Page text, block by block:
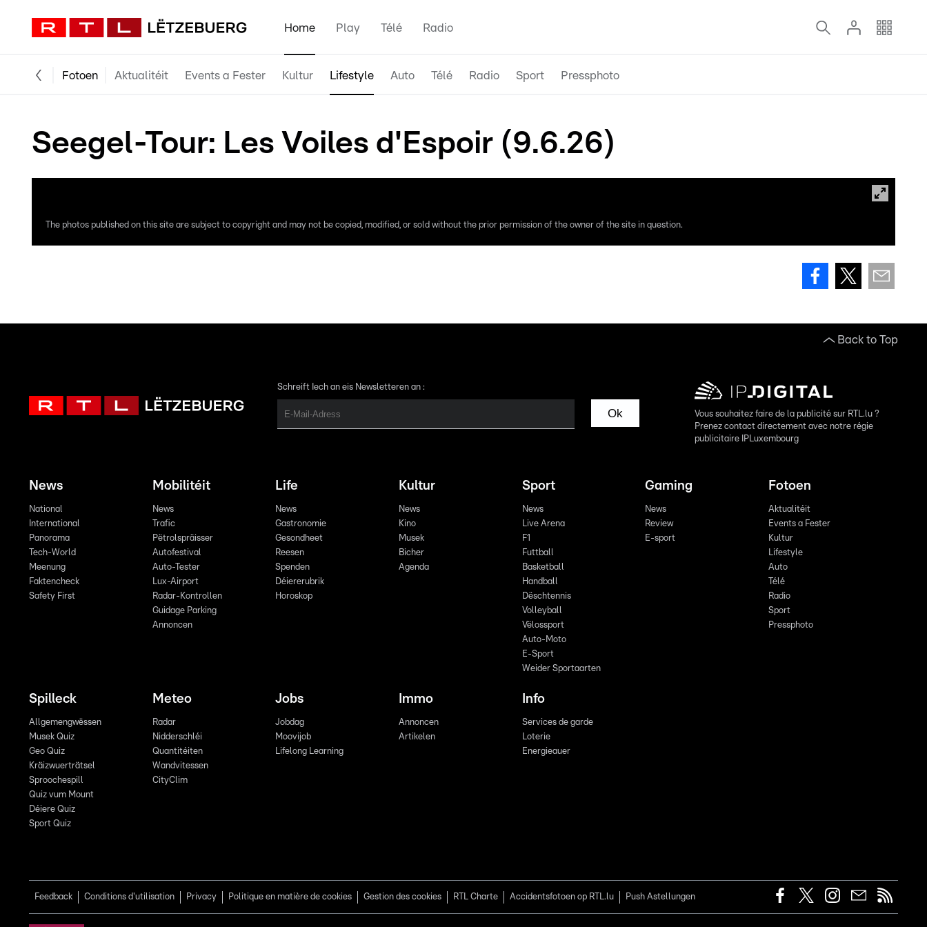
Home Play Télé Radio
Fotoen Aktualitéit Events a Fester Kultur Lifestyle Auto Télé Radio Sport Pressphoto
Seegel-Tour: Les Voiles d'Espoir (9.6.26)
The photos published on this site are subject to copyright and may not be copied, modified, or sold without the prior permission of the owner of the site in question.
Back to Top
Schreift Iech an eis Newsletteren an :
Ok
Vous souhaitez faire de la publicité sur RTL.lu ?
Prenez contact directement avec notre régie
publicitaire IPLuxembourg
News
National
International
Panorama
Tech-World
Meenung
Faktencheck
Safety First
Mobilitéit
News
Trafic
Pëtrolspräisser
Autofestival
Auto-Tester
Lux-Airport
Radar-Kontrollen
Guidage Parking
Annoncen
Life
News
Gastronomie
Gesondheet
Reesen
Spenden
Déiererubrik
Horoskop
Kultur
News
Kino
Musek
Bicher
Agenda
Sport
News
Live Arena
F1
Futtball
Basketball
Handball
Dëschtennis
Volleyball
Vëlossport
Auto-Moto
E-Sport
Weider Sportaarten
Gaming
News
Review
E-sport
Fotoen
Aktualitéit
Events a Fester
Kultur
Lifestyle
Auto
Télé
Radio
Sport
Pressphoto
Spilleck
Allgemengwëssen
Musek Quiz
Geo Quiz
Kräizwuerträtsel
Sproochespill
Quiz vum Mount
Déiere Quiz
Sport Quiz
Meteo
Radar
Nidderschléi
Quantitéiten
Wandvitessen
CityClim
Jobs
Jobdag
Moovijob
Lifelong Learning
Immo
Annoncen
Artikelen
Info
Services de garde
Loterie
Energieauer
Feedback Conditions d'utilisation Privacy Politique en matière de cookies Gestion des cookies RTL Charte Accidentsfotoen op RTL.lu Push Astellungen